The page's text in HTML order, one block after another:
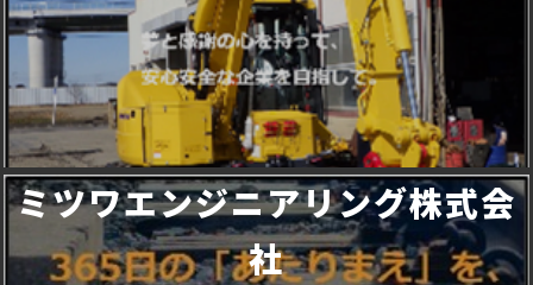
ミツワエンジニアリング株式会
社